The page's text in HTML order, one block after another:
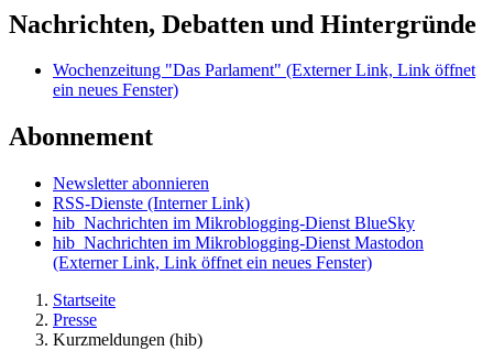
Nachrichten, Debatten und Hintergründe
Wochenzeitung "Das Parlament" (Externer Link, Link öffnet
ein neues Fenster)
Abonnement
Newsletter abonnieren
RSS-Dienste (Interner Link)
hib_Nachrichten im Mikroblogging-Dienst BlueSky
hib_Nachrichten im Mikroblogging-Dienst Mastodon
(Externer Link, Link öffnet ein neues Fenster)
Startseite
Presse
Kurzmeldungen (hib)